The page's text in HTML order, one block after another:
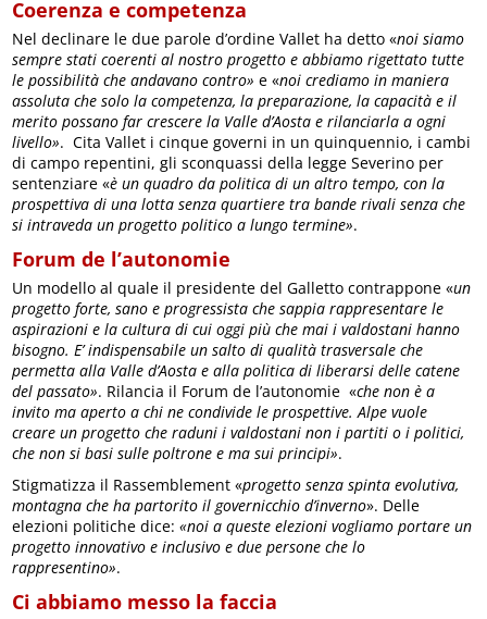
Coerenza e competenza
Nel declinare le due parole d’ordine Vallet ha detto «noi siamo
sempre stati coerenti al nostro progetto e abbiamo rigettato tutte
le possibilità che andavano contro» e «noi crediamo in maniera
assoluta che solo la competenza, la preparazione, la capacità e il
merito possano far crescere la Valle d’Aosta e rilanciarla a ogni
livello». Cita Vallet i cinque governi in un quinquennio, i cambi
di campo repentini, gli sconquassi della legge Severino per
sentenziare «è un quadro da politica di un altro tempo, con la
prospettiva di una lotta senza quartiere tra bande rivali senza che
si intraveda un progetto politico a lungo termine».
Forum de l’autonomie
Un modello al quale il presidente del Galletto contrappone «un
progetto forte, sano e progressista che sappia rappresentare le
aspirazioni e la cultura di cui oggi più che mai i valdostani hanno
bisogno. E’ indispensabile un salto di qualità trasversale che
permetta alla Valle d’Aosta e alla politica di liberarsi delle catene
del passato». Rilancia il Forum de l’autonomie «che non è a
invito ma aperto a chi ne condivide le prospettive. Alpe vuole
creare un progetto che raduni i valdostani non i partiti o i politici,
che non si basi sulle poltrone e ma sui principi».
Stigmatizza il Rassemblement «progetto senza spinta evolutiva,
montagna che ha partorito il governicchio d’inverno». Delle
elezioni politiche dice:«noi a queste elezioni vogliamo portare un
progetto innovativo e inclusivo e due persone che lo
rappresentino».
Ci abbiamo messo la faccia